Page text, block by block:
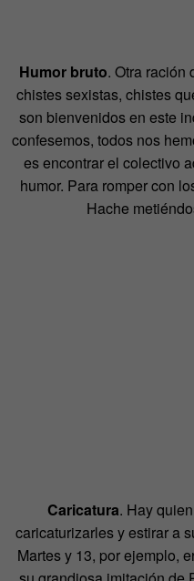
Humor bruto. Otra ración
chistes sexistas, chistes
son bienvenidos en este
confesemos, todos nos
es encontrar el colectivo
humor. Para romper con
Hache
Caricatura. Hay
caricaturizarles y estirar a
Martes y 13, por ejemplo,